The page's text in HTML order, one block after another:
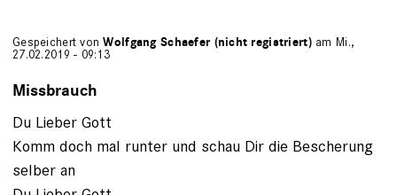
Gespeichert vonWolfgang Schaefer (nicht registriert)am Mi.,
27.02.2019 - 09:13
Missbrauch
Du Lieber Gott
Komm doch mal runter und schau Dir die Bescherung
selber an